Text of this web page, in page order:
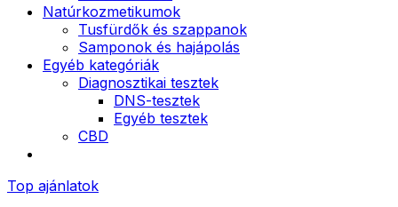
Natúrkozmetikumok
Tusfürdők és szappanok
Samponok és hajápolás
Egyéb kategóriák
Diagnosztikai tesztek
DNS-tesztek
Egyéb tesztek
CBD
Top ajánlatok